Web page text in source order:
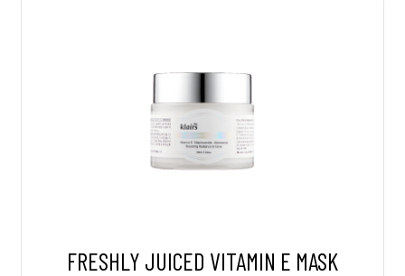
FRESHLY JUICED VITAMIN E MASK